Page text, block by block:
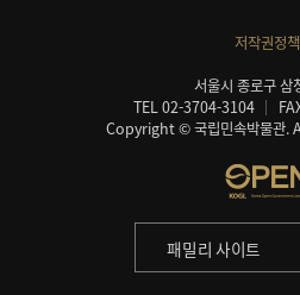
저작권정책
서울시 종로구 삼
TEL 02-3704-3104
Copyright © 국립민속박물관.
패밀리 사이트